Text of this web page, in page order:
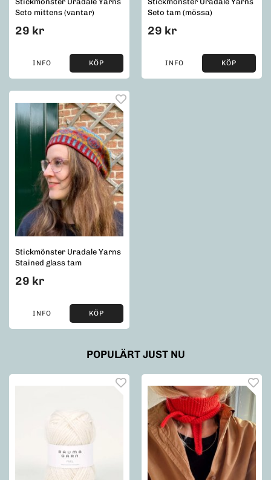
Seto mittens (vantar)
29 kr
INFO KÖP
Seto tam (mössa)
29 kr
INFO KÖP
Stickmönster Uradale Yarns
Stained glass tam
29 kr
INFO KÖP
POPULÄRT JUST NU